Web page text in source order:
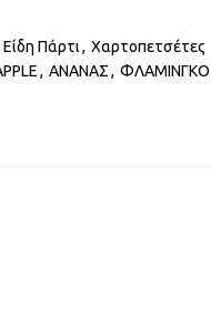
Είδη Πάρτι, Χαρτοπετσέτες
, ΑΝΑΝΑΣ, ΦΛΑΜΙΝΓΚΟ